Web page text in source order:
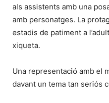
als assistents amb una
amb personatges. La
estadis de patiment a
xiqueta.
Una representació amb el
davant un tema tan seriós